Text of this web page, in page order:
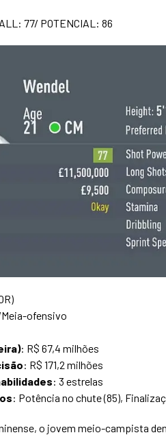
77/ POTENCIAL: 86
ofensivo
: R$ 67,4 milhões
: R$ 171,2 milhões
: 3 estrelas
: Potência no chute (85),
o jovem meio-campista